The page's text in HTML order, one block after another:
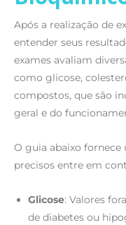
Após a realização de
entender seus
exames avaliam
como glicose,
compostos, que são
geral e do
O guia abaixo fornece
precisos entre em
Glicose: Valores
de diabetes ou